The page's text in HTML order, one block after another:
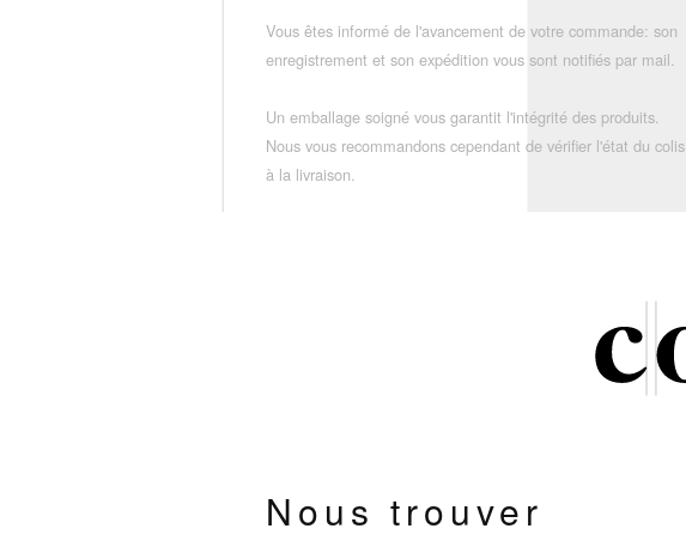
Vous êtes informé de l'avancement de votre commande: son
enregistrement et son expédition vous sont notifiés par mail.
Un emballage soigné vous garantit l'intégrité des produits.
Nous vous recommandons cependant de vérifier l'état du colis
à la livraison.
Nous trouver